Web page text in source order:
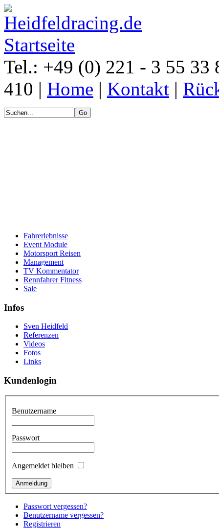
Tel.: +49 (0) 221 - 3 55 33
410 | Home | Kontakt |
Fahrerlebnisse
Event Module
Motorsport Reisen
Management
TV Kommentator
Rennfahrer Fitness
Sale
Infos
Sven Heidfeld
Referenzen
Videos
Fotos
Links
Kundenlogin
Benutzername
Passwort
Angemeldet bleiben
Passwort vergessen?
Benutzername vergessen?
Registrieren